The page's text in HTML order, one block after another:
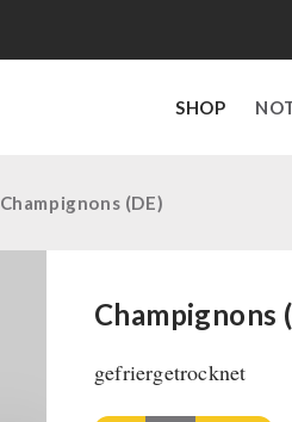
SHOP
Champignons (DE)
Champignons
gefriergetrocknet